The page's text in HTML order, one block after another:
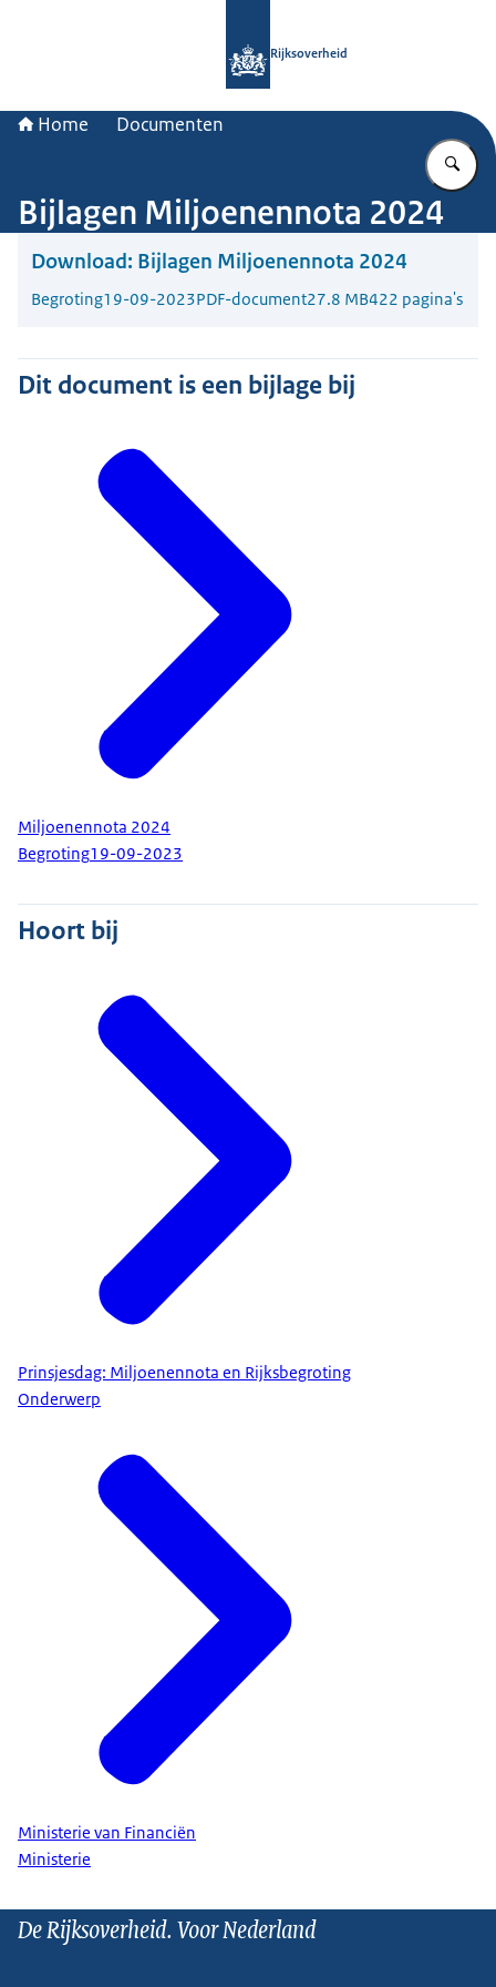
Rijksoverheid
Home Documenten
Bijlagen Miljoenennota 2024
Download: Bijlagen Miljoenennota 2024
Begroting19-09-2023PDF-document27.8 MB422 pagina's
Dit document is een bijlage bij
Miljoenennota 2024
Begroting19-09-2023
Hoort bij
Prinsjesdag: Miljoenennota en Rijksbegroting
Onderwerp
Ministerie van Financiën
Ministerie
De Rijksoverheid. Voor Nederland